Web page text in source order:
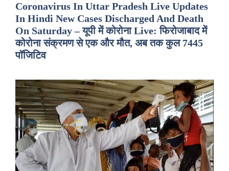
Coronavirus In Uttar Pradesh Live Updates
In Hindi New Cases Discharged And Death
On Saturday – यूपी में कोरोना Live: फिरोजाबाद में
कोरोना संक्रमण से एक और मौत, अब तक कुल 7445
पॉजिटिव